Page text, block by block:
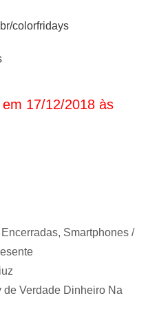
colorfridays
17/12/2018 às
, Smartphones /
Verdade Dinheiro Na